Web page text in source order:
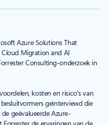
Azure Solutions That
Cloud Migration and AI
Consulting-onderzoek in
kosten en risico's van
geïnterviewd die
geëvalueerde Azure-